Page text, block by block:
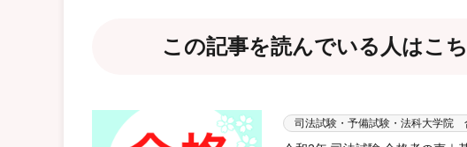
この記事を読んでいる人はこ
司法試験・予備試験・法科大学院